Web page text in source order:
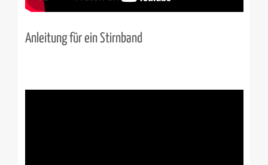
Anleitung für ein Stirnband